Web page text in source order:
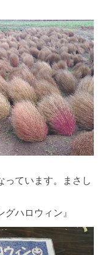
っています。まさし
ハロウィン』